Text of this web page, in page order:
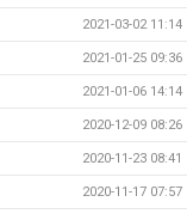
2021-03-02 11:14
2021-01-25 09:36
2021-01-06 14:14
2020-12-09 08:26
2020-11-23 08:41
2020-11-17 07:57